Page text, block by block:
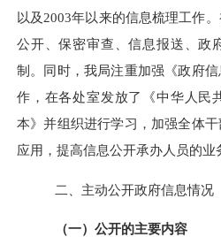
以及2003年以来的信息梳理工作
公开、保密审查、信息报送、政
制。同时，我局注重加强《政府
作，在各处室发放了《中华人民
本》并组织进行学习，加强全体
应用，提高信息公开承办人员的业
二、主动公开政府信息情况
（一）公开的主要内容